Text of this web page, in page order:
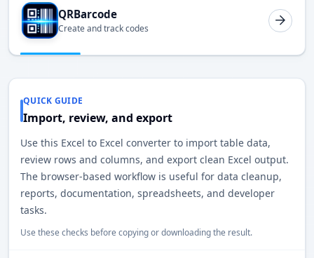
QRBarcode
Create and track codes
QUICK GUIDE
Import, review, and export
Use this Excel to Excel converter to import table data,
review rows and columns, and export clean Excel output.
The browser-based workflow is useful for data cleanup,
reports, documentation, spreadsheets, and developer
tasks.
Use these checks before copying or downloading the result.